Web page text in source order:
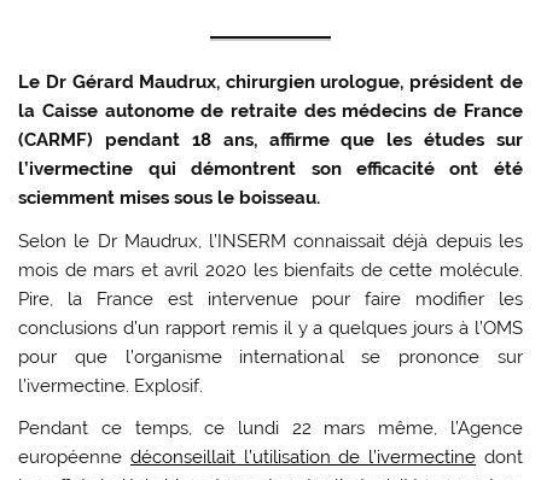
Le Dr Gérard Maudrux, chirurgien urologue, président de
la Caisse autonome de retraite des médecins de France
(CARMF) pendant 18 ans, affirme que les études sur
l’ivermectine qui démontrent son efficacité ont été
sciemment mises sous le boisseau.
Selon le Dr Maudrux, l’INSERM connaissait déjà depuis les
mois de mars et avril 2020 les bienfaits de cette molécule.
Pire, la France est intervenue pour faire modifier les
conclusions d’un rapport remis il y a quelques jours à l’OMS
pour que l’organisme international se prononce sur
l’ivermectine. Explosif.
Pendant ce temps, ce lundi 22 mars même, l’Agence
européenne déconseillait l’utilisation de l’ivermectine dont